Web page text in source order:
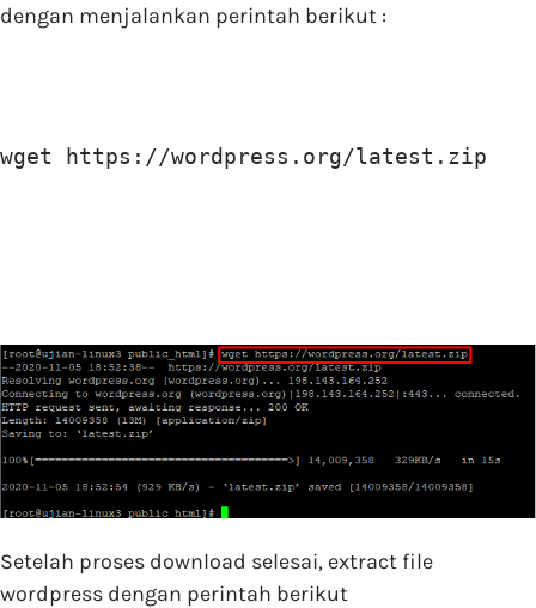
dengan menjalankan perintah berikut :
wget https://wordpress.org/latest.zip
Setelah proses download selesai, extract file
wordpress dengan perintah berikut